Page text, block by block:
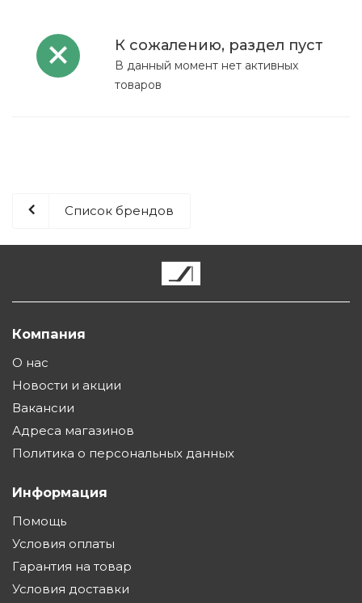
К сожалению, раздел пуст
В данный момент нет активных
товаров
Список брендов
Компания
О нас
Новости и акции
Вакансии
Адреса магазинов
Политика о персональных данных
Информация
Помощь
Условия оплаты
Гарантия на товар
Условия доставки